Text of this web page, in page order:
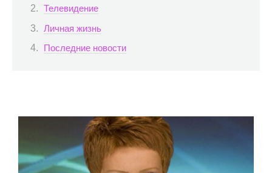
Телевидение
Личная жизнь
Последние новости